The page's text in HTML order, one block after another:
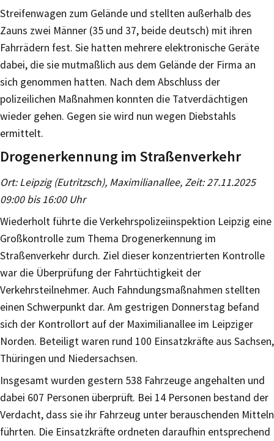
Streifenwagen zum Gelände und stellten außerhalb des
Zauns zwei Männer (35 und 37, beide deutsch) mit ihren
Fahrrädern fest. Sie hatten mehrere elektronische Geräte
dabei, die sie mutmaßlich aus dem Gelände der Firma an
sich genommen hatten. Nach dem Abschluss der
polizeilichen Maßnahmen konnten die Tatverdächtigen
wieder gehen. Gegen sie wird nun wegen Diebstahls
ermittelt.
Drogenerkennung im Straßenverkehr
Ort: Leipzig (Eutritzsch), Maximilianallee, Zeit: 27.11.2025
09:00 bis 16:00 Uhr
Wiederholt führte die Verkehrspolizeiinspektion Leipzig eine
Großkontrolle zum Thema Drogenerkennung im
Straßenverkehr durch. Ziel dieser konzentrierten Kontrolle
war die Überprüfung der Fahrtüchtigkeit der
Verkehrsteilnehmer. Auch Fahndungsmaßnahmen stellten
einen Schwerpunkt dar. Am gestrigen Donnerstag befand
sich der Kontrollort auf der Maximilianallee im Leipziger
Norden. Beteiligt waren rund 100 Einsatzkräfte aus Sachsen,
Thüringen und Niedersachsen.
Insgesamt wurden gestern 538 Fahrzeuge angehalten und
dabei 607 Personen überprüft. Bei 14 Personen bestand der
Verdacht, dass sie ihr Fahrzeug unter berauschenden Mitteln
führten. Die Einsatzkräfte ordneten daraufhin entsprechend